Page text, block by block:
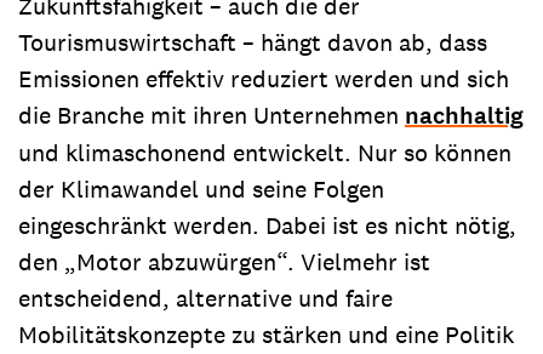
Tourismuswirtschaft – hängt davon ab, dass
Emissionen effektiv reduziert werden und sich
die Branche mit ihren Unternehmen nachhaltig
und klimaschonend entwickelt. Nur so können
der Klimawandel und seine Folgen
eingeschränkt werden. Dabei ist es nicht nötig,
den „Motor abzuwürgen“. Vielmehr ist
entscheidend, alternative und faire
Mobilitätskonzepte zu stärken und eine Politik